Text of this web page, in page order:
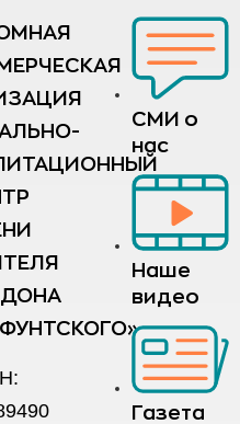
СМИ о
нас
Наше
видео
Газета